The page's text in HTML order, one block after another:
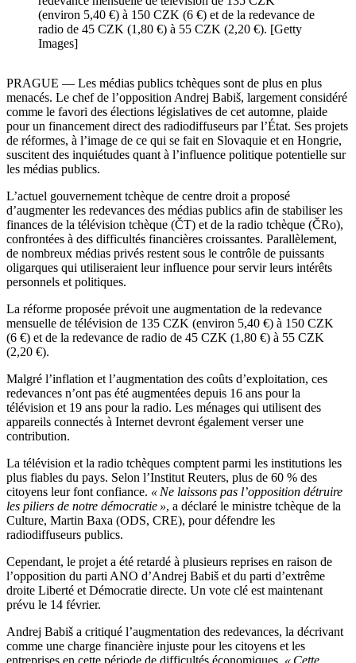
(environ 5,40 €) à 150 CZK (6 €) et de la redevance de
radio de 45 CZK (1,80 €) à 55 CZK (2,20 €). [Getty
Images]
PRAGUE — Les médias publics tchèques sont de plus en plus
menacés. Le chef de l’opposition Andrej Babiš, largement considéré
comme le favori des élections législatives de cet automne, plaide
pour un financement direct des radiodiffuseurs par l’État. Ses projets
de réformes, à l’image de ce qui se fait en Slovaquie et en Hongrie,
suscitent des inquiétudes quant à l’influence politique potentielle sur
les médias publics.
L’actuel gouvernement tchèque de centre droit a proposé
d’augmenter les redevances des médias publics afin de stabiliser les
finances de la télévision tchèque (ČT) et de la radio tchèque (ČRo),
confrontées à des difficultés financières croissantes. Parallèlement,
de nombreux médias privés restent sous le contrôle de puissants
oligarques qui utiliseraient leur influence pour servir leurs intérêts
personnels et politiques.
La réforme proposée prévoit une augmentation de la redevance
mensuelle de télévision de 135 CZK (environ 5,40 €) à 150 CZK
(6 €) et de la redevance de radio de 45 CZK (1,80 €) à 55 CZK
(2,20 €).
Malgré l’inflation et l’augmentation des coûts d’exploitation, ces
redevances n’ont pas été augmentées depuis 16 ans pour la
télévision et 19 ans pour la radio. Les ménages qui utilisent des
appareils connectés à Internet devront également verser une
contribution.
La télévision et la radio tchèques comptent parmi les institutions les
plus fiables du pays. Selon l’Institut Reuters, plus de 60 % des
citoyens leur font confiance. « Ne laissons pas l’opposition détruire
les piliers de notre démocratie », a déclaré le ministre tchèque de la
Culture, Martin Baxa (ODS, CRE), pour défendre les
radiodiffuseurs publics.
Cependant, le projet a été retardé à plusieurs reprises en raison de
l’opposition du parti ANO d’Andrej Babiš et du parti d’extrême
droite Liberté et Démocratie directe. Un vote clé est maintenant
prévu le 14 février.
Andrej Babiš a critiqué l’augmentation des redevances, la décrivant
comme une charge financière injuste pour les citoyens et les